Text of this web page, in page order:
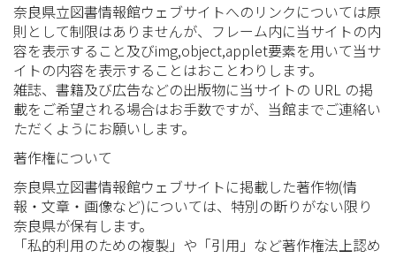
奈良県立図書情報館ウェブサイトへのリンクについては原
則として制限はありませんが、フレーム内に当サイトの内
容を表示すること及びimg,object,applet要素を用いて当サ
イトの内容を表示することはおことわりします。
雑誌、書籍及び広告などの出版物に当サイトの URL の掲
載をご希望される場合はお手数ですが、当館までご連絡い
ただくようにお願いします。
著作権について
奈良県立図書情報館ウェブサイトに掲載した著作物(情
報・文章・画像など)については、特別の断りがない限り
奈良県が保有します。
「私的利用のための複製」や「引用」など著作権法上認め